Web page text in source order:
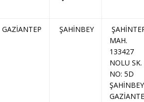
GAZİANTEP ŞAHİNBEY
MAH.
133427
NOLU SK.
NO: 5D